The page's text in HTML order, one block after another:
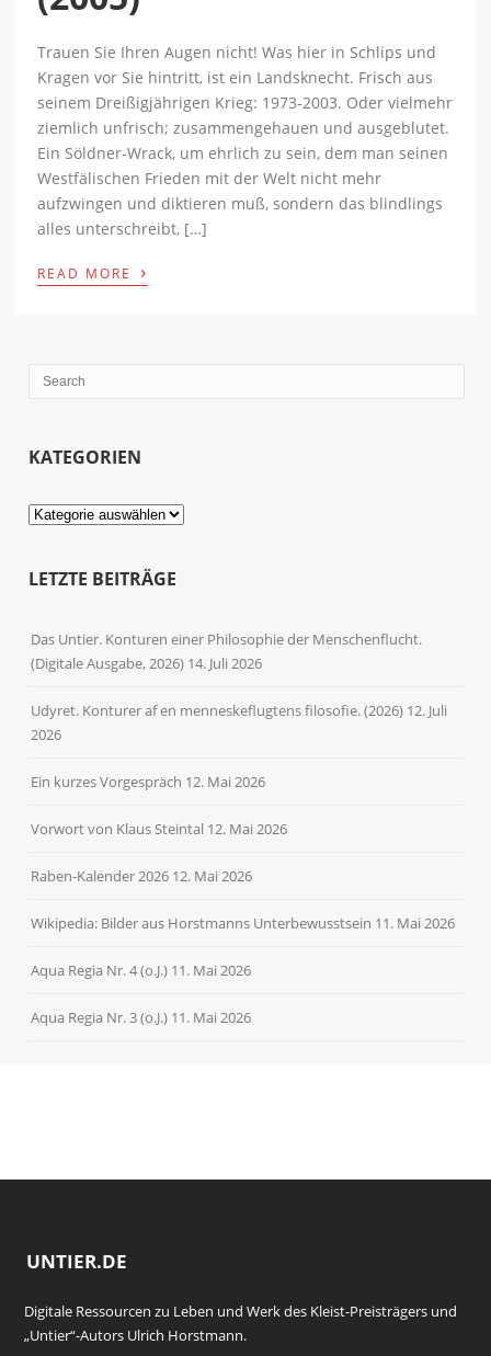
Trauen Sie Ihren Augen nicht! Was hier in Schlips und
Kragen vor Sie hintritt, ist ein Landsknecht. Frisch aus
seinem Dreißigjährigen Krieg: 1973-2003. Oder vielmehr
ziemlich unfrisch; zusammengehauen und ausgeblutet.
Ein Söldner-Wrack, um ehrlich zu sein, dem man seinen
Westfälischen Frieden mit der Welt nicht mehr
aufzwingen und diktieren muß, sondern das blindlings
alles unterschreibt, […]
READ MORE ›
KATEGORIEN
Kategorien
LETZTE BEITRÄGE
Das Untier. Konturen einer Philosophie der Menschenflucht.
(Digitale Ausgabe, 2026) 14. Juli 2026
Udyret. Konturer af en menneskeflugtens filosofie. (2026) 12. Juli
2026
Ein kurzes Vorgespräch 12. Mai 2026
Vorwort von Klaus Steintal 12. Mai 2026
Raben-Kalender 2026 12. Mai 2026
Wikipedia: Bilder aus Horstmanns Unterbewusstsein 11. Mai 2026
Aqua Regia Nr. 4 (o.J.) 11. Mai 2026
Aqua Regia Nr. 3 (o.J.) 11. Mai 2026
UNTIER.DE
Digitale Ressourcen zu Leben und Werk des Kleist-Preisträgers und
„Untier“-Autors Ulrich Horstmann.